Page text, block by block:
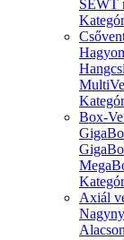
SEWT
Box-
Axiál